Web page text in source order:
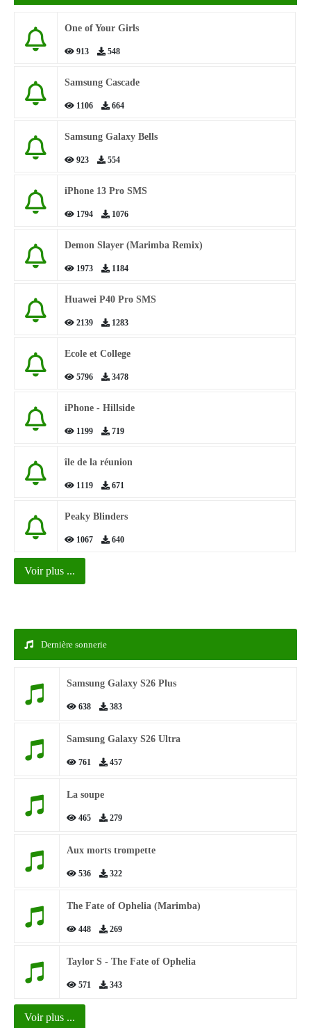
One of Your Girls
913 548
Samsung Cascade
1106 664
Samsung Galaxy Bells
923 554
iPhone 13 Pro SMS
1794 1076
Demon Slayer (Marimba Remix)
1973 1184
Huawei P40 Pro SMS
2139 1283
Ecole et College
5796 3478
iPhone - Hillside
1199 719
île de la réunion
1119 671
Peaky Blinders
1067 640
Voir plus ...
Dernière sonnerie
Samsung Galaxy S26 Plus
638 383
Samsung Galaxy S26 Ultra
761 457
La soupe
465 279
Aux morts trompette
536 322
The Fate of Ophelia (Marimba)
448 269
Taylor S - The Fate of Ophelia
571 343
Voir plus ...